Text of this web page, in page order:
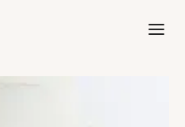
à l'accueil de Crédit Municipal